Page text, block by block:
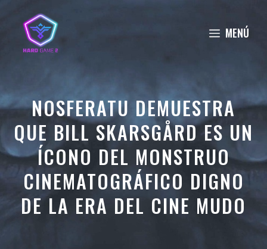
contenido
MENÚ
NOSFERATU DEMUESTRA
QUE BILL SKARSGÅRD ES UN
ÍCONO DEL MONSTRUO
CINEMATOGRÁFICO DIGNO
DE LA ERA DEL CINE MUDO